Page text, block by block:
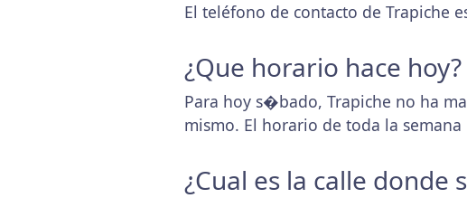
El teléfono de contacto de Trapiche
¿Que horario hace hoy?
Para hoy s�bado, Trapiche no ha
mismo. El horario de toda la semana
¿Cual es la calle donde